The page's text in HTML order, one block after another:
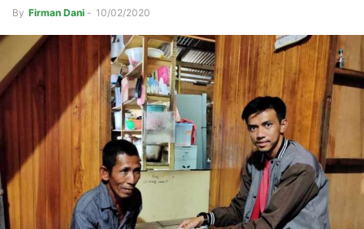
By Firman Dani - 10/02/2020